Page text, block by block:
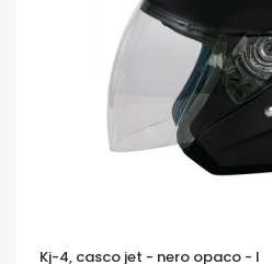
Kj-4, casco jet - nero opaco - l